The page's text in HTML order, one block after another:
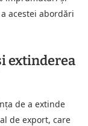
acestei abordări
extinderea
de a extinde
de export, care